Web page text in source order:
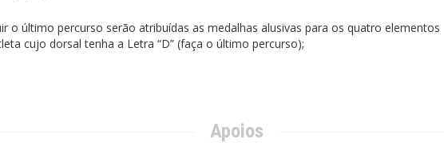
o último percurso serão atribuídas as medalhas alusivas para os quatro elementos
cujo dorsal tenha a Letra “D” (faça o último percurso);
Apoios